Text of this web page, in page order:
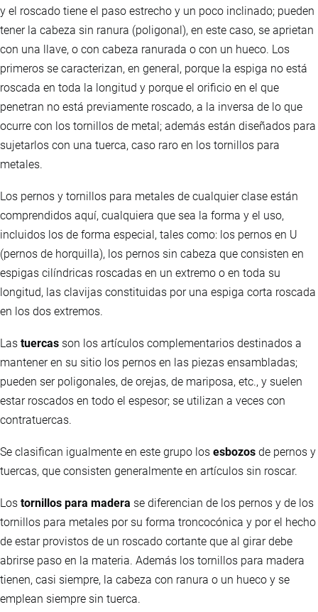
y el roscado tiene el paso estrecho y un poco inclinado; pueden
tener la cabeza sin ranura (poligonal), en este caso, se aprietan
con una llave, o con cabeza ranurada o con un hueco. Los
primeros se caracterizan, en general, porque la espiga no está
roscada en toda la longitud y porque el orificio en el que
penetran no está previamente roscado, a la inversa de lo que
ocurre con los tornillos de metal; además están diseñados para
sujetarlos con una tuerca, caso raro en los tornillos para
metales.
Los pernos y tornillos para metales de cualquier clase están
comprendidos aquí, cualquiera que sea la forma y el uso,
incluidos los de forma especial, tales como: los pernos en U
(pernos de horquilla), los pernos sin cabeza que consisten en
espigas cilíndricas roscadas en un extremo o en toda su
longitud, las clavijas constituidas por una espiga corta roscada
en los dos extremos.
Las tuercas son los artículos complementarios destinados a
mantener en su sitio los pernos en las piezas ensambladas;
pueden ser poligonales, de orejas, de mariposa, etc., y suelen
estar roscados en todo el espesor; se utilizan a veces con
contratuercas.
Se clasifican igualmente en este grupo los esbozos de pernos y
tuercas, que consisten generalmente en artículos sin roscar.
Los tornillos para madera se diferencian de los pernos y de los
tornillos para metales por su forma troncocónica y por el hecho
de estar provistos de un roscado cortante que al girar debe
abrirse paso en la materia. Además los tornillos para madera
tienen, casi siempre, la cabeza con ranura o un hueco y se
emplean siempre sin tuerca.